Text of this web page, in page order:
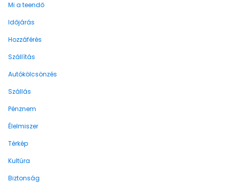
Mi a teendő
Időjárás
Hozzáférés
Szállítás
Autókölcsönzés
Szállás
Pénznem
Élelmiszer
Térkép
Kultúra
Biztonság